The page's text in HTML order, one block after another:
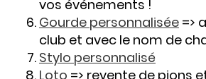
vos événements !
Gourde personnalisée =>
club et avec le nom de
Stylo personnalisé
Loto => revente de pions